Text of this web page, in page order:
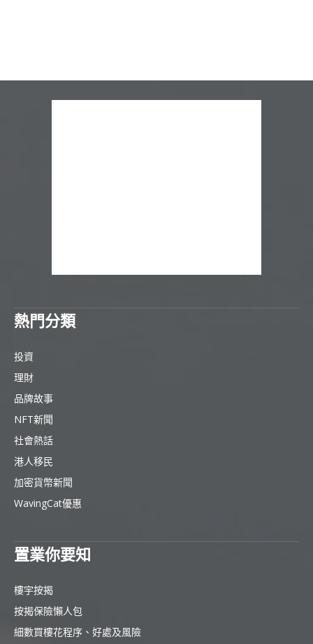
熱門分類
投資
理財
品牌故事
NFT新聞
社會熱話
港人移民
加密貨幣新聞
WavingCat優惠
置業你要知
樓宇按揭
按揭保險懶人包
細數買樓花程序、好處及風險